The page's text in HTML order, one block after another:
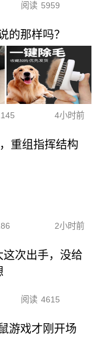
阅读 5959
的那样吗？
4小时前
重组指挥结构
2小时前
这次出手，没给
阅读 4615
游戏才刚开场